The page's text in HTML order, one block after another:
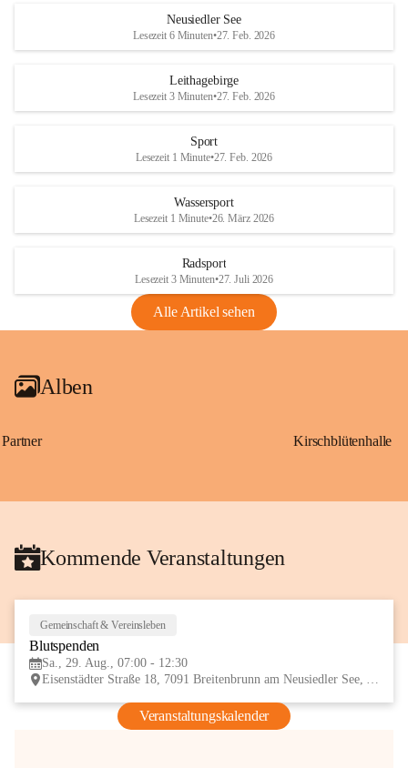
S
und den daraus folgenden wirtschaftlichen
Maßnahmen zur Bekämpfung
Rebe und der Amerikanischen
Anhang VBl. EU Nr. 18
1 Seite•1,4 MB
VBl. EU Nr. 18_2026
r
S
Neusiedler See
Lesezeit 6 Minuten•27. Feb. 2026
Leithagebirge
Lesezeit 3 Minuten•27. Feb. 2026
Sport
Lesezeit 1 Minute•27. Feb. 2026
Wassersport
Lesezeit 1 Minute•26. März 2026
Radsport
Lesezeit 3 Minuten•27. Juli 2026
Alle Artikel sehen
Alben
Partner Kirschblütenhalle
Kommende Veranstaltungen
Gemeinschaft & Vereinsleben
Blutspenden
Sa., 29. Aug., 07:00 - 12:30
Eisenstädter Straße 18, 7091 Breitenbrunn am Neusiedler See, AUT
Veranstaltungskalender